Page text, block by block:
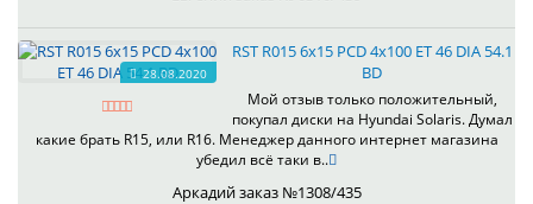
28.08.2020
RST R015 6x15 PCD 4x100 ET 46 DIA 54.1
BD
Мой отзыв только положительный,
покупал диски на Hyundai Solaris. Думал
какие брать R15, или R16. Менеджер данного интернет магазина
убедил всё таки в..
Аркадий заказ №1308/435